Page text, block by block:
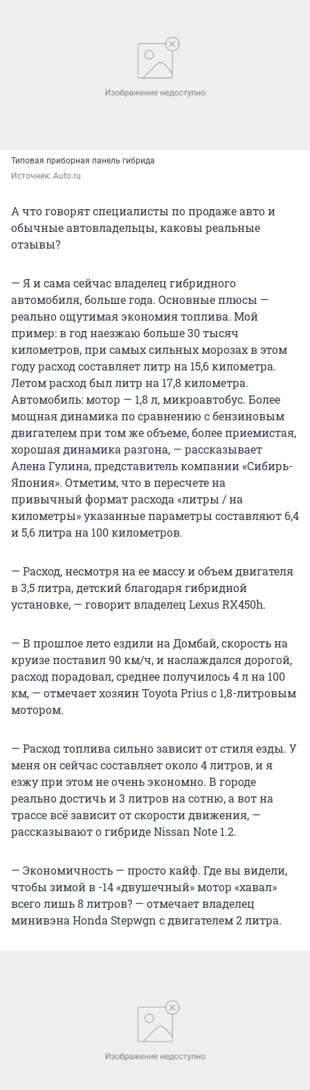
Типовая приборная панель гибрида
Источник: Auto.ru
А что говорят специалисты по продаже авто и
обычные автовладельцы, каковы реальные
отзывы?
— Я и сама сейчас владелец гибридного
автомобиля, больше года. Основные плюсы —
реально ощутимая экономия топлива. Мой
пример: в год наезжаю больше 30 тысяч
километров, при самых сильных морозах в этом
году расход составляет литр на 15,6 километра.
Летом расход был литр на 17,8 километра.
Автомобиль: мотор — 1,8 л, микроавтобус. Более
мощная динамика по сравнению с бензиновым
двигателем при том же объеме, более приемистая,
хорошая динамика разгона, — рассказывает
Алена Гулина, представитель компании «Сибирь-
Япония». Отметим, что в пересчете на
привычный формат расхода «литры / на
километры» указанные параметры составляют 6,4
и 5,6 литра на 100 километров.
— Расход, несмотря на ее массу и объем двигателя
в 3,5 литра, детский благодаря гибридной
установке, — говорит владелец Lexus RX450h.
— В прошлое лето ездили на Домбай, скорость на
круизе поставил 90 км/ч, и наслаждался дорогой,
расход порадовал, среднее получилось 4 л на 100
км, — отмечает хозяин Toyota Prius с 1,8-литровым
мотором.
— Расход топлива сильно зависит от стиля езды. У
меня он сейчас составляет около 4 литров, и я
езжу при этом не очень экономно. В городе
реально достичь и 3 литров на сотню, а вот на
трассе всё зависит от скорости движения, —
рассказывают о гибриде Nissan Note 1.2.
— Экономичность — просто кайф. Где вы видели,
чтобы зимой в -14 «двушечный» мотор «хавал»
всего лишь 8 литров? — отмечает владелец
минивэна Honda Stepwgn с двигателем 2 литра.